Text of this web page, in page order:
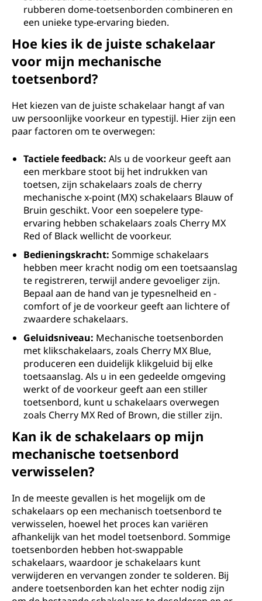
rubberen dome-toetsenborden combineren en
een unieke type-ervaring bieden.
Hoe kies ik de juiste schakelaar
voor mijn mechanische
toetsenbord?
Het kiezen van de juiste schakelaar hangt af van
uw persoonlijke voorkeur en typestijl. Hier zijn een
paar factoren om te overwegen:
Tactiele feedback: Als u de voorkeur geeft aan
een merkbare stoot bij het indrukken van
toetsen, zijn schakelaars zoals de cherry
mechanische x-point (MX) schakelaars Blauw of
Bruin geschikt. Voor een soepelere type-
ervaring hebben schakelaars zoals Cherry MX
Red of Black wellicht de voorkeur.
Bedieningskracht: Sommige schakelaars
hebben meer kracht nodig om een toetsaanslag
te registreren, terwijl andere gevoeliger zijn.
Bepaal aan de hand van je typesnelheid en -
comfort of je de voorkeur geeft aan lichtere of
zwaardere schakelaars.
Geluidsniveau: Mechanische toetsenborden
met klikschakelaars, zoals Cherry MX Blue,
produceren een duidelijk klikgeluid bij elke
toetsaanslag. Als u in een gedeelde omgeving
werkt of de voorkeur geeft aan een stiller
toetsenbord, kunt u schakelaars overwegen
zoals Cherry MX Red of Brown, die stiller zijn.
Kan ik de schakelaars op mijn
mechanische toetsenbord
verwisselen?
In de meeste gevallen is het mogelijk om de
schakelaars op een mechanisch toetsenbord te
verwisselen, hoewel het proces kan variëren
afhankelijk van het model toetsenbord. Sommige
toetsenborden hebben hot-swappable
schakelaars, waardoor je schakelaars kunt
verwijderen en vervangen zonder te solderen. Bij
andere toetsenborden kan het echter nodig zijn